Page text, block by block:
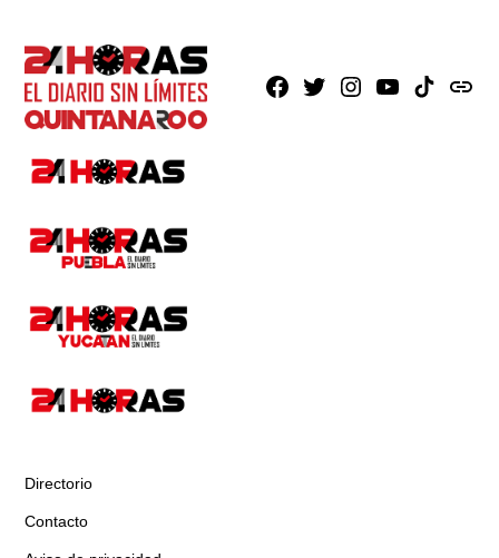
Facebook
X Instagram
YoutubeTikTokissuu
Directorio
Contacto